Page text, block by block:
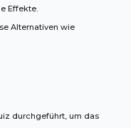
Effekte.
Alternativen wie
durchgeführt, um das